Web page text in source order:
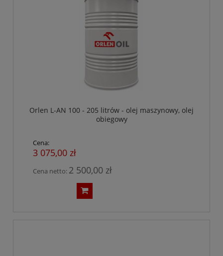
Orlen L-AN 100 - 205 litrów - olej maszynowy, olej
obiegowy
Cena:
3 075,00 zł
Cena netto: 2 500,00 zł